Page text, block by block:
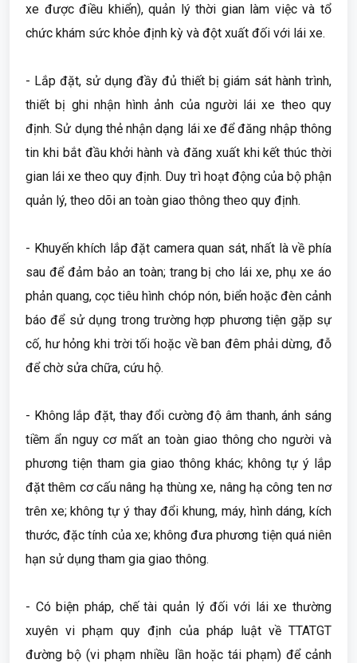
xe được điều khiển), quản lý thời gian làm việc và tổ
chức khám sức khỏe định kỳ và đột xuất đối với lái xe.
- Lắp đặt, sử dụng đầy đủ thiết bị giám sát hành trình,
thiết bị ghi nhận hình ảnh của người lái xe theo quy
định. Sử dụng thẻ nhận dạng lái xe để đăng nhập thông
tin khi bắt đầu khởi hành và đăng xuất khi kết thúc thời
gian lái xe theo quy định. Duy trì hoạt động của bộ phận
quản lý, theo dõi an toàn giao thông theo quy định.
- Khuyến khích lắp đặt camera quan sát, nhất là về phía
sau để đảm bảo an toàn; trang bị cho lái xe, phụ xe áo
phản quang, cọc tiêu hình chóp nón, biển hoặc đèn cảnh
báo để sử dụng trong trường hợp phương tiện gặp sự
cố, hư hỏng khi trời tối hoặc về ban đêm phải dừng, đỗ
để chờ sửa chữa, cứu hộ.
- Không lắp đặt, thay đổi cường độ âm thanh, ánh sáng
tiềm ẩn nguy cơ mất an toàn giao thông cho người và
phương tiện tham gia giao thông khác; không tự ý lắp
đặt thêm cơ cấu nâng hạ thùng xe, nâng hạ công ten nơ
trên xe; không tự ý thay đổi khung, máy, hình dáng, kích
thước, đặc tính của xe; không đưa phương tiện quá niên
hạn sử dụng tham gia giao thông.
- Có biện pháp, chế tài quản lý đối với lái xe thường
xuyên vi phạm quy định của pháp luật về TTATGT
đường bộ (vi phạm nhiều lần hoặc tái phạm) để cảnh